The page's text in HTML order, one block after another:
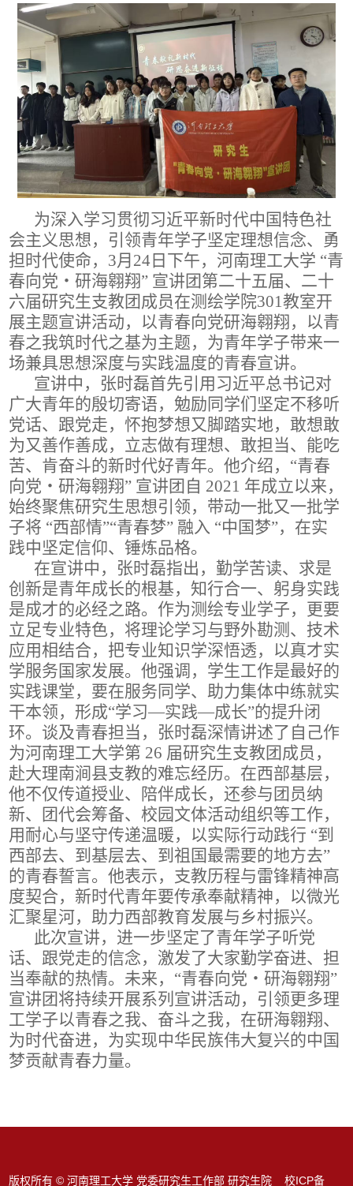
为深入学习贯彻习近平新时代中国特色社
会主义思想，引领青年学子坚定理想信念、勇
担时代使命，3月24日下午，河南理工大学 “青
春向党・研海翱翔” 宣讲团第二十五届、二十
六届研究生支教团成员在测绘学院301教室开
展主题宣讲活动，以青春向党研海翱翔，以青
春之我筑时代之基为主题，为青年学子带来一
场兼具思想深度与实践温度的青春宣讲。
宣讲中，张时磊首先引用习近平总书记对
广大青年的殷切寄语，勉励同学们坚定不移听
党话、跟党走，怀抱梦想又脚踏实地，敢想敢
为又善作善成，立志做有理想、敢担当、能吃
苦、肯奋斗的新时代好青年。他介绍，“青春
向党・研海翱翔” 宣讲团自 2021 年成立以来，
始终聚焦研究生思想引领，带动一批又一批学
子将 “西部情”“青春梦” 融入 “中国梦”，在实
践中坚定信仰、锤炼品格。
在宣讲中，张时磊指出，勤学苦读、求是
创新是青年成长的根基，知行合一、躬身实践
是成才的必经之路。作为测绘专业学子，更要
立足专业特色，将理论学习与野外勘测、技术
应用相结合，把专业知识学深悟透，以真才实
学服务国家发展。他强调，学生工作是最好的
实践课堂，要在服务同学、助力集体中练就实
干本领，形成“学习—实践—成长”的提升闭
环。谈及青春担当，张时磊深情讲述了自己作
为河南理工大学第 26 届研究生支教团 成员，
赴大理南涧县支教的难忘经历。在西部基层，
他不仅传道授业、陪伴成长，还参与团员纳
新、团代会筹备、校园文体活动组织等工作，
用耐心与坚守传递温暖，以实际行动践行 “到
西部去、到基层去、到祖国最需要的地方去”
的青春誓言。他表示，支教历程与雷锋精神高
度契合，新时代青年要传承奉献精神，以微光
汇聚星河，助力西部教育发展与乡村振兴。
此次宣讲，进一步坚定了青年学子听党
话、跟党走的信念，激发了大家勤学奋进、担
当奉献的热情。未来，“青春向党・研海翱翔”
宣讲团将持续开展系列宣讲活动，引领更多理
工学子以青春之我、奋斗之我，在研海翱翔、
为时代奋进，为实现中华民族伟大复兴的中国
梦贡献青春力量。
版权所有 © 河南理工大学 党委研究生工作部 研究生院 校ICP备